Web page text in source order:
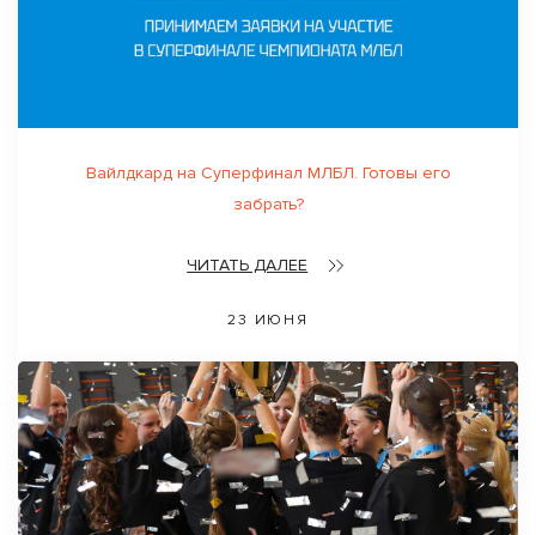
Вайлдкард на Суперфинал МЛБЛ. Готовы его
забрать?
ЧИТАТЬ ДАЛЕЕ
23 ИЮНЯ